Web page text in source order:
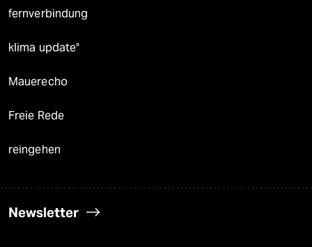
fernverbindung
klima update°
Mauerecho
Freie Rede
reingehen
Newsletter